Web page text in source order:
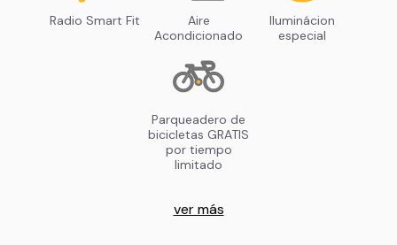
Radio Smart Fit
Aire
Acondicionado
Iluminácion
especial
Parqueadero de
bicicletas GRATIS
por tiempo
limitado
ver más